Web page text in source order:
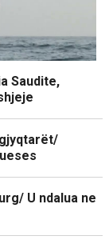
Saudite,
U ndalua ne